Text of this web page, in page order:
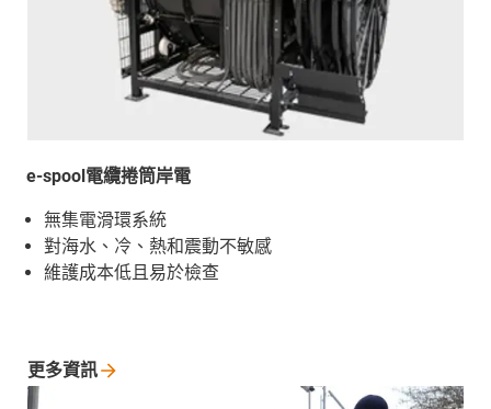
e-spool電纜捲筒岸電
無集電滑環系統
對海水、冷、熱和震動不敏感
維護成本低且易於檢查
更多資訊